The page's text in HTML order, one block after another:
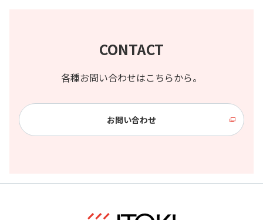
CONTACT
各種お問い合わせはこちらから。
お問い合わせ